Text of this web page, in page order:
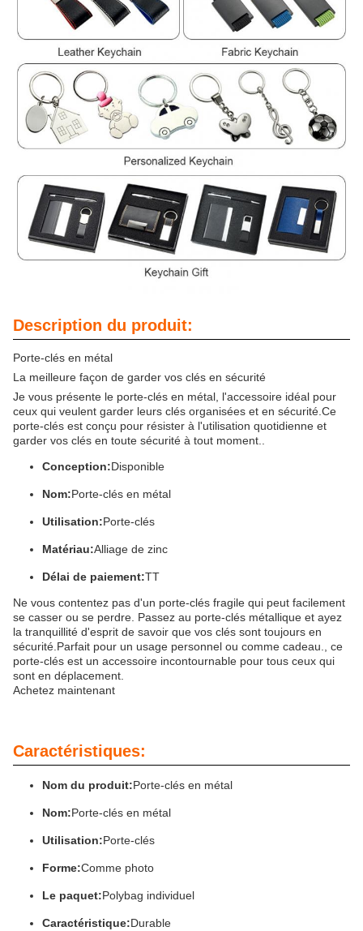
Description du produit:
Porte-clés en métal
La meilleure façon de garder vos clés en sécurité
Je vous présente le porte-clés en métal, l'accessoire idéal pour
ceux qui veulent garder leurs clés organisées et en sécurité.Ce
porte-clés est conçu pour résister à l'utilisation quotidienne et
garder vos clés en toute sécurité à tout moment..
Conception:Disponible
Nom:Porte-clés en métal
Utilisation:Porte-clés
Matériau:Alliage de zinc
Délai de paiement:TT
Ne vous contentez pas d'un porte-clés fragile qui peut facilement
se casser ou se perdre. Passez au porte-clés métallique et ayez
la tranquillité d'esprit de savoir que vos clés sont toujours en
sécurité.Parfait pour un usage personnel ou comme cadeau., ce
porte-clés est un accessoire incontournable pour tous ceux qui
sont en déplacement.
Achetez maintenant
Caractéristiques:
Nom du produit:Porte-clés en métal
Nom:Porte-clés en métal
Utilisation:Porte-clés
Forme:Comme photo
Le paquet:Polybag individuel
Caractéristique:Durable